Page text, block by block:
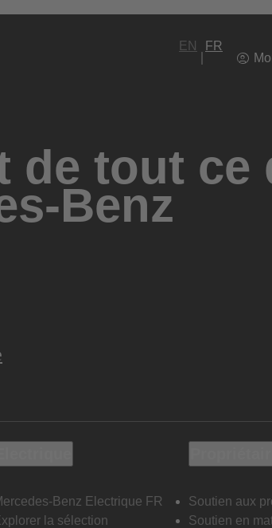
EN
FR
de tout ce
Benz
Benz Electrique FR
la sélection
Soutien aux
Soutien en